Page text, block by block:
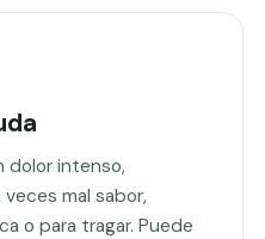
dolor intenso,
mal sabor,
o para tragar. Puede